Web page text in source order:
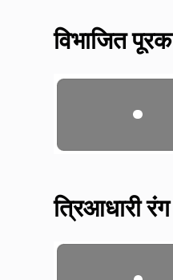
विभाजित पूरक
त्रिआधारी रंग